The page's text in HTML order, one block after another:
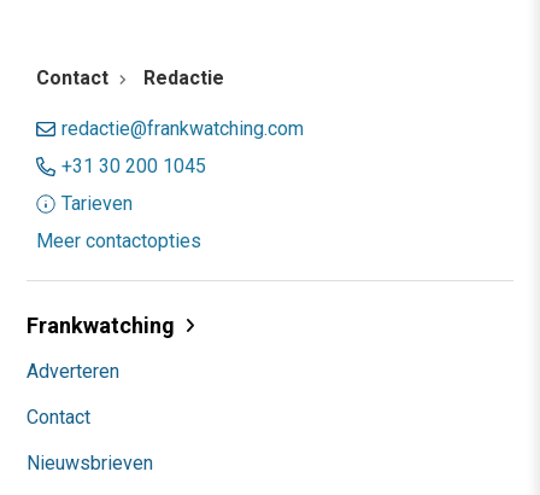
Contact Redactie
redactie@frankwatching.com
+31 30 200 1045
Tarieven
Meer contactopties
Frankwatching
Adverteren
Contact
Nieuwsbrieven